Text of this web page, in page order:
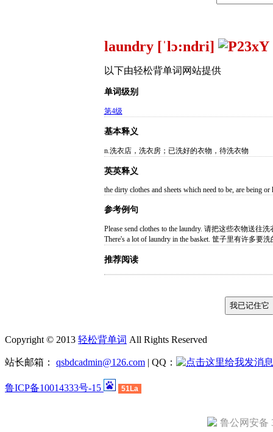
laundry [ˈlɔ:ndri]
以下由轻松背单词网站提供
单词级别
第4级
基本释义
n.洗衣店，洗衣房；已洗好的衣物，待洗衣物
英英释义
the dirty clothes and sheets which need to be, are being or
参考例句
Please send clothes to the laundry. 请把这些衣物送往洗
There's a lot of laundry in the basket. 筐子里有许多要
推荐阅读
Copyright © 2013 轻松背单词 All Rights Reserved
站长邮箱： qsbdcadmin@126.com | QQ：
鲁ICP备10014333号-15 51La
鲁公网安备